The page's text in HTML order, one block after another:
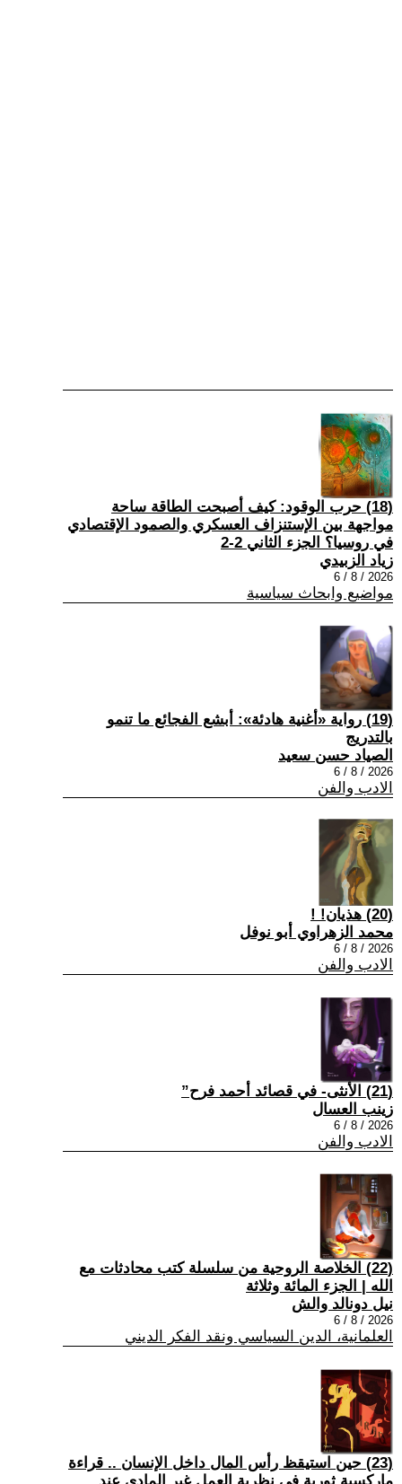
(18) حرب الوقود: كيف أصبحت الطاقة ساحة
مواجهة بين الإستنزاف العسكري والصمود الإقتصادي
في روسيا؟ الجزء الثاني 2-2
زياد الزبيدي
2026 / 8 / 6
مواضيع وابحاث سياسية
(19) رواية «أغنية هادئة»: أبشع الفجائع ما تنمو
بالتدريج
الصياد حسن سعيد
2026 / 8 / 6
الادب والفن
(20) هذيان! !
محمد الزهراوي أبو نوفل
2026 / 8 / 6
الادب والفن
(21) الأنثى- في قصائد أحمد فرح”
زينب العسال
2026 / 8 / 6
الادب والفن
(22) الخلاصة الروحية من سلسلة كتب محادثات مع
الله | الجزء المائة وثلاثة
نيل دونالد والش
2026 / 8 / 6
العلمانية، الدين السياسي ونقد الفكر الديني
(23) حين استيقظ رأس المال داخل الإنسان .. قراءة